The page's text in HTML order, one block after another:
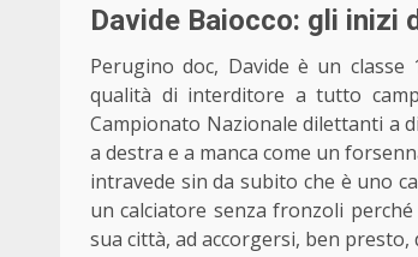
Davide Baiocco: gli inizi
Perugino doc, Davide è un classe
qualità di interditore a tutto
Campionato Nazionale dilettanti a
a destra e a manca come un
intravede sin da subito che è uno
un calciatore senza fronzoli
sua città, ad accorgersi, ben